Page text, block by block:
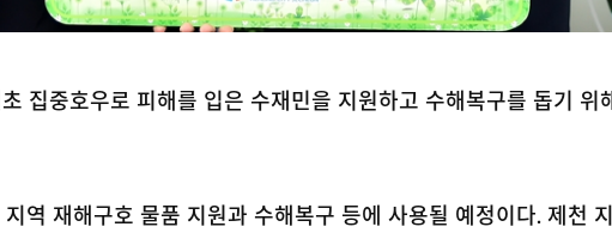
집중호우로 피해를 입은 수재민을 지원하고 수해복구를 돕기 위
역 재해구호 물품 지원과 수해복구 등에 사용될 예정이다. 제천